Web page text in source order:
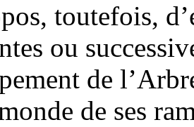
toutefois,
ou
de
de ses